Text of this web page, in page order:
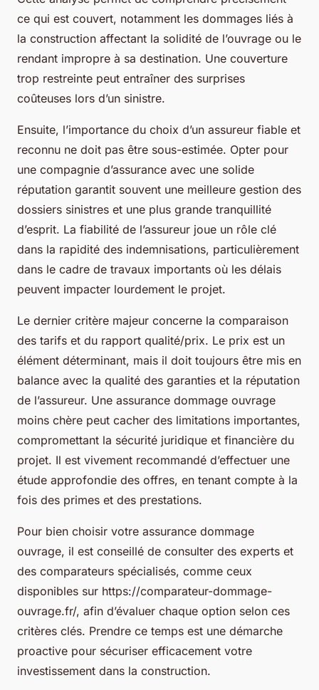
ce qui est couvert, notamment les dommages liés à
la construction affectant la solidité de l’ouvrage ou le
rendant impropre à sa destination. Une couverture
trop restreinte peut entraîner des surprises
coûteuses lors d’un sinistre.
Ensuite, l’importance du choix d’un assureur fiable et
reconnu ne doit pas être sous-estimée. Opter pour
une compagnie d’assurance avec une solide
réputation garantit souvent une meilleure gestion des
dossiers sinistres et une plus grande tranquillité
d’esprit. La fiabilité de l’assureur joue un rôle clé
dans la rapidité des indemnisations, particulièrement
dans le cadre de travaux importants où les délais
peuvent impacter lourdement le projet.
Le dernier critère majeur concerne la comparaison
des tarifs et du rapport qualité/prix. Le prix est un
élément déterminant, mais il doit toujours être mis en
balance avec la qualité des garanties et la réputation
de l’assureur. Une assurance dommage ouvrage
moins chère peut cacher des limitations importantes,
compromettant la sécurité juridique et financière du
projet. Il est vivement recommandé d’effectuer une
étude approfondie des offres, en tenant compte à la
fois des primes et des prestations.
Pour bien choisir votre assurance dommage
ouvrage, il est conseillé de consulter des experts et
des comparateurs spécialisés, comme ceux
disponibles sur https://comparateur-dommage-
ouvrage.fr/, afin d’évaluer chaque option selon ces
critères clés. Prendre ce temps est une démarche
proactive pour sécuriser efficacement votre
investissement dans la construction.